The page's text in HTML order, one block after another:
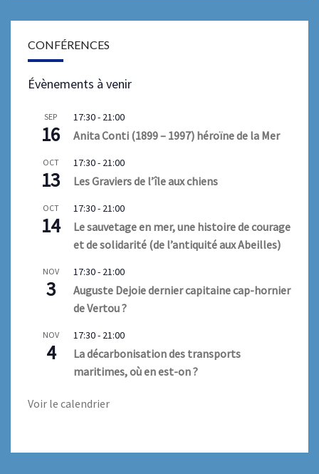
CONFÉRENCES
Évènements à venir
SEP
16
17:30- 21:00
Anita Conti (1899 – 1997) héroïne de la Mer
OCT
13
17:30- 21:00
Les Graviers de l’île aux chiens
OCT
14
17:30- 21:00
Le sauvetage en mer, une histoire de courage
et de solidarité (de l’antiquité aux Abeilles)
NOV
3
17:30- 21:00
Auguste Dejoie dernier capitaine cap-hornier
de Vertou ?
NOV
4
17:30- 21:00
La décarbonisation des transports
maritimes, où en est-on ?
Voir le calendrier